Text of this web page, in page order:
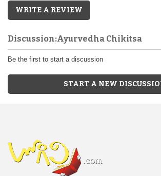
WRITE A REVIEW
Discussion:Ayurvedha Chikitsa
Be the first to start a discussion
START A NEW